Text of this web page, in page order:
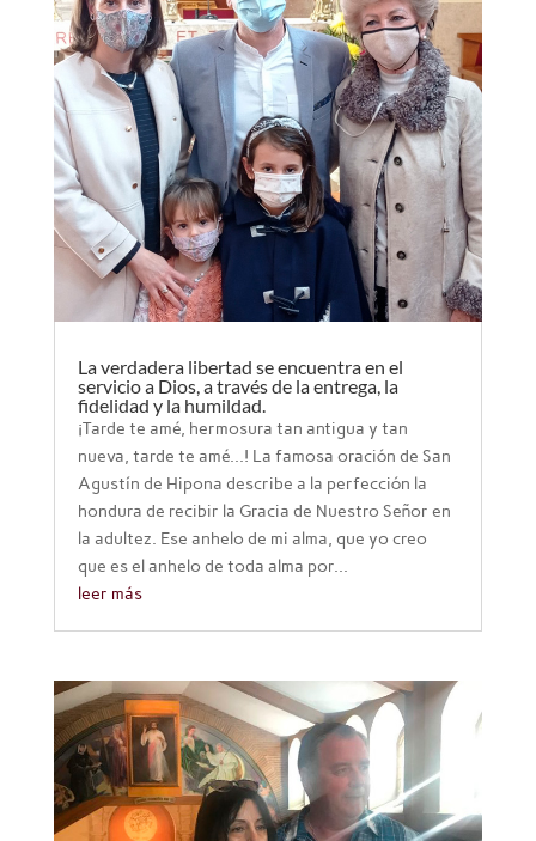
La verdadera libertad se encuentra en el
servicio a Dios, a través de la entrega, la
fidelidad y la humildad.
¡Tarde te amé, hermosura tan antigua y tan
nueva, tarde te amé...! La famosa oración de San
Agustín de Hipona describe a la perfección la
hondura de recibir la Gracia de Nuestro Señor en
la adultez. Ese anhelo de mi alma, que yo creo
que es el anhelo de toda alma por...
leer más